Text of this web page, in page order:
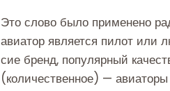
Это слово было применено
авиатор является пилот
сие бренд, популярный
(количественное) —